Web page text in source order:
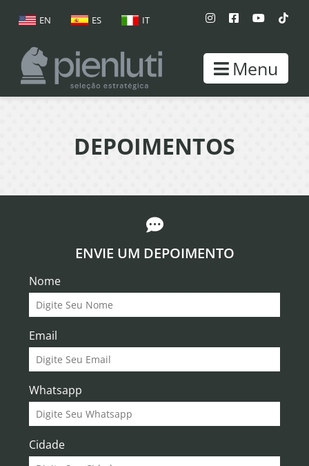
EN ES IT
Menu
DEPOIMENTOS
ENVIE UM DEPOIMENTO
Nome
Email
Whatsapp
Cidade